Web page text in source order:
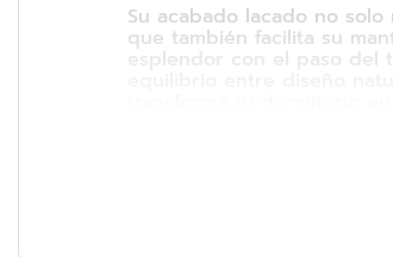
Su acabado lacado no
que también facilita su
esplendor con el paso